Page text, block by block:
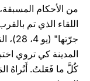
من الأحكام
اللقاء الذي تم
المدينة كي تروي
كُلَّ ما فَعَلتُ. أَتُراهُ